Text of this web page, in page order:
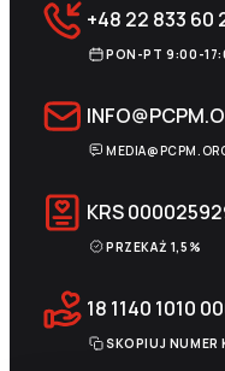
+48 22 833 60
PON-PT 9:00-
KRS
PRZEKAŻ 1,5%
18 1140 1010
SKOPIUJ NUMER